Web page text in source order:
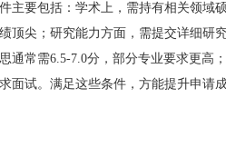
主要包括：学术上，需持有相关领域
顶尖；研究能力方面，需提交详细研
通常需6.5-7.0分，部分专业要求更高
面试。满足这些条件，方能提升申请成